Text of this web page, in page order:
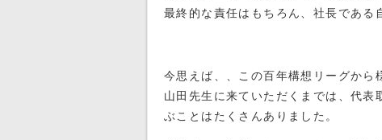
最終的な責任はもちろん、社長である
今思えば、、この百年構想リーグから
山田先生に来ていただくまでは、代
ぶことはたくさんありました。